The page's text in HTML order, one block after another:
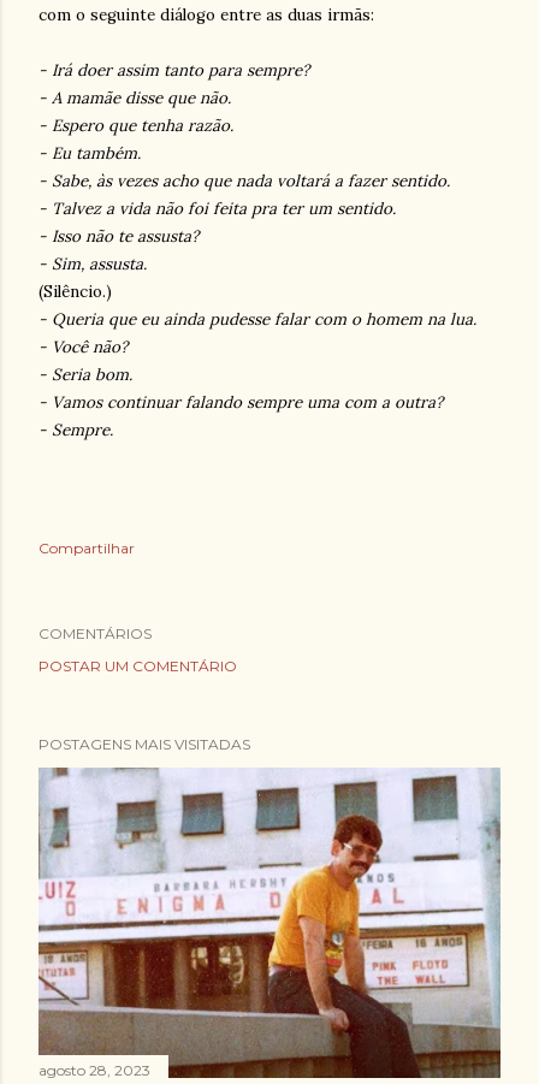
com o seguinte diálogo entre as duas irmãs:
- Irá doer assim tanto para sempre?
- A mamãe disse que não.
- Espero que tenha razão.
- Eu também.
- Sabe, às vezes acho que nada voltará a fazer sentido.
- Talvez a vida não foi feita pra ter um sentido.
- Isso não te assusta?
- Sim, assusta.
(Silêncio.)
- Queria que eu ainda pudesse falar com o homem na lua.
- Você não?
- Seria bom.
- Vamos continuar falando sempre uma com a outra?
- Sempre.
Compartilhar
COMENTÁRIOS
POSTAR UM COMENTÁRIO
POSTAGENS MAIS VISITADAS
agosto 28, 2023